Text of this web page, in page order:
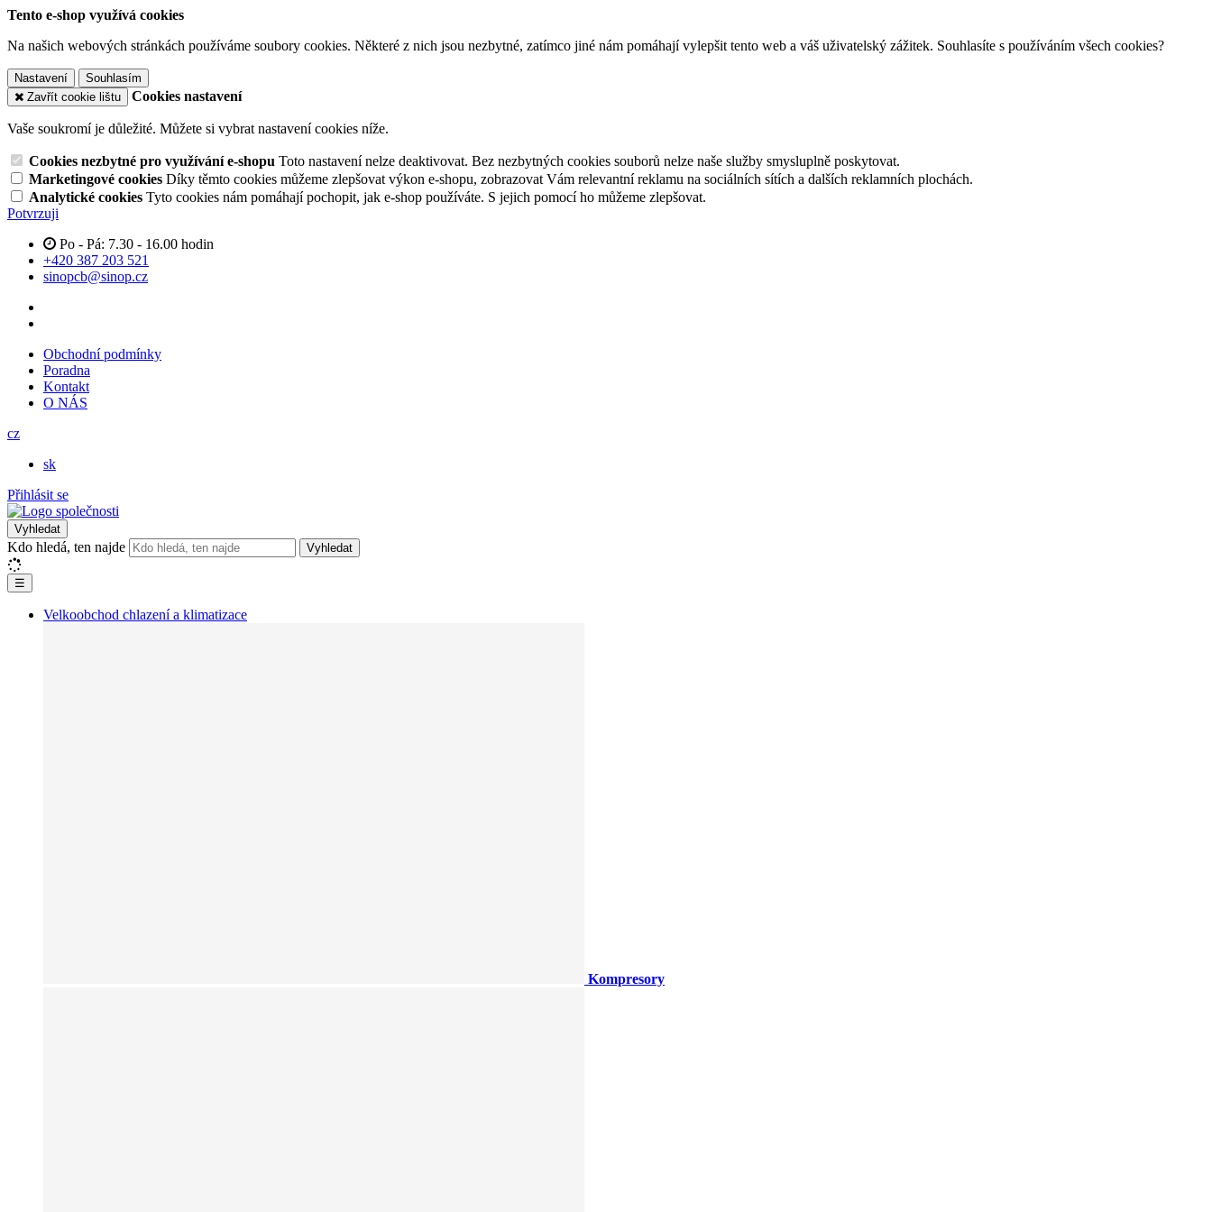
Tento e-shop využívá cookies
Na našich webových stránkách používáme soubory cookies. Některé z nich jsou nezbytné, zatímco jiné nám pomáhají vylepšit tento web a váš uživatelský zážitek. Souhlasíte s používáním všech cookies?
Nastavení
Souhlasím
Zavřít cookie lištu
Cookies nastavení
Vaše soukromí je důležité. Můžete si vybrat nastavení cookies níže.
Cookies nezbytné pro využívání e-shopu Toto nastavení nelze deaktivovat. Bez nezbytných cookies souborů nelze naše služby smysluplně poskytovat.
Marketingové cookies Díky těmto cookies můžeme zlepšovat výkon e-shopu, zobrazovat Vám relevantní reklamu na sociálních sítích a dalších reklamních plochách.
Analytické cookies Tyto cookies nám pomáhají pochopit, jak e-shop používáte. S jejich pomocí ho můžeme zlepšovat.
Potvrzuji
Po - Pá: 7.30 - 16.00 hodin
+420 387 203 521
sinopcb@sinop.cz
Obchodní podmínky
Poradna
Kontakt
O NÁS
cz
sk
Přihlásit se
Vyhledat
Kdo hledá, ten najde Vyhledat
☰
Velkoobchod chlazení a klimatizace
Kompresory